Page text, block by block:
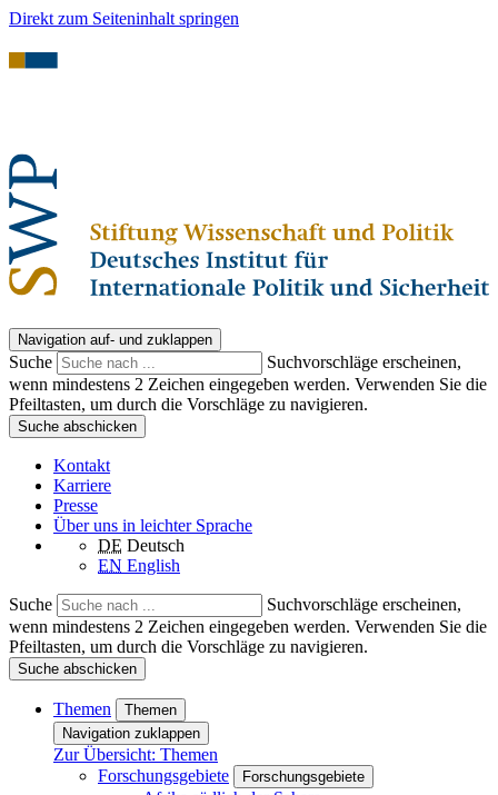
Direkt zum Seiteninhalt springen
Navigation auf- und zuklappen
Suche
Suchvorschläge erscheinen,
wenn mindestens 2 Zeichen eingegeben werden. Verwenden Sie die
Pfeiltasten, um durch die Vorschläge zu navigieren.
Suche abschicken
Kontakt
Karriere
Presse
Über uns in leichter Sprache
DE Deutsch
EN English
Suche
Suchvorschläge erscheinen,
wenn mindestens 2 Zeichen eingegeben werden. Verwenden Sie die
Pfeiltasten, um durch die Vorschläge zu navigieren.
Suche abschicken
Themen
Themen
Navigation zuklappen
Zur Übersicht: Themen
Forschungsgebiete
Forschungsgebiete